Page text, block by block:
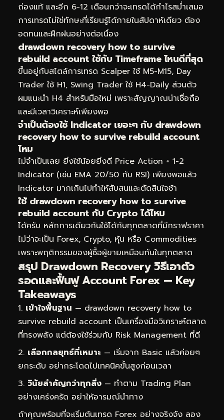
ถ่องแท้ และอีก 6-12 เดือนกว่าจะเทรดได้กำไรสม่ำเสมอ
การเทรดไม่ใช่ทักษะที่เรียนรู้ได้ภายในสัปดาห์เดียว ต้อง
อดทนและฝึกฝนอย่างต่อเนื่อง
drawdown recovery how to survive
rebuild account ใช้กับ Timeframe ไหนดีที่สุด
ขึ้นอยู่กับสไตล์การเทรด Scalper ใช้ M5-M15, Day
Trader ใช้ H1, Swing Trader ใช้ H4-Daily ส่วนตัว
ผมแนะนำ H4 สำหรับมือใหม่ เพราะสัญญาณน่าเชื่อถือ
และมีเวลาวิเคราะห์เพียงพอ
จำเป็นต้องใช้ Indicator เยอะๆ กับ drawdown
recovery how to survive rebuild account
ไหม
ไม่จำเป็นเลย ยิ่งใช้น้อยยิ่งดี Price Action + 1-2
Indicator (เช่น EMA 20/50 กับ RSI) เพียงพอแล้ว
Indicator มากเกินไปทำให้สับสนและตัดสินใจช้า
ใช้ drawdown recovery how to survive
rebuild account กับ Crypto ได้ไหม
ได้ครับ หลักการเดียวกันใช้ได้กับทุกตลาดที่มีกราฟราคา
ไม่ว่าจะเป็น Forex, Crypto, หุ้น หรือ Commodities
เพราะพฤติกรรมของผู้ซื้อผู้ขายเหมือนกันในทุกตลาด
สรุป Drawdown Recovery วิธีเอาตัว
รอดและฟื้นฟู Account Forex — Key
Takeaways
เข้าใจพื้นฐาน — drawdown recovery how to
survive rebuild account เป็นเครื่องมือวิเคราะห์ตลาด
ที่ทรงพลัง แต่ต้องใช้ร่วมกับ Risk Management ที่ดี
เลือกกลยุทธ์ที่เหมาะ — เริ่มจาก Basic แล้วค่อยๆ
ยกระดับ อย่ากระโดดไปเทคนิคขั้นสูงก่อนเวลา
วินัยสำคัญกว่าทุกสิ่ง — ทำตาม Trading Plan
อย่างเคร่งครัด อย่าให้อารมณ์นำทาง
ถ้าคุณพร้อมที่จะเริ่มต้นเทรด Forex อย่างจริงจัง ลอง